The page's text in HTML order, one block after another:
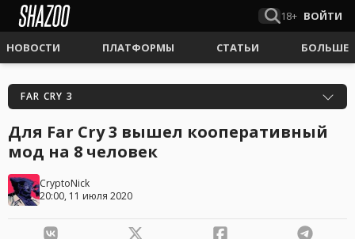
18+ ВОЙТИ
НОВОСТИ ПЛАТФОРМЫ СТАТЬИ БОЛЬШЕ
FAR CRY 3
Для Far Cry 3 вышел кооперативный
мод на 8 человек
CryptoNick
20:00, 11 июля 2020